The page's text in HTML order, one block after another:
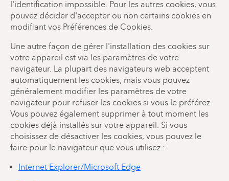
l'identification impossible. Pour les autres cookies, vous
pouvez décider d'accepter ou non certains cookies en
modifiant vos Préférences de Cookies.
Une autre façon de gérer l'installation des cookies sur
votre appareil est via les paramètres de votre
navigateur. La plupart des navigateurs web acceptent
automatiquement les cookies, mais vous pouvez
généralement modifier les paramètres de votre
navigateur pour refuser les cookies si vous le préférez.
Vous pouvez également supprimer à tout moment les
cookies déjà installés sur votre appareil. Si vous
choisissez de désactiver les cookies, vous pouvez le
faire pour le navigateur que vous utilisez :
Internet Explorer/Microsoft Edge